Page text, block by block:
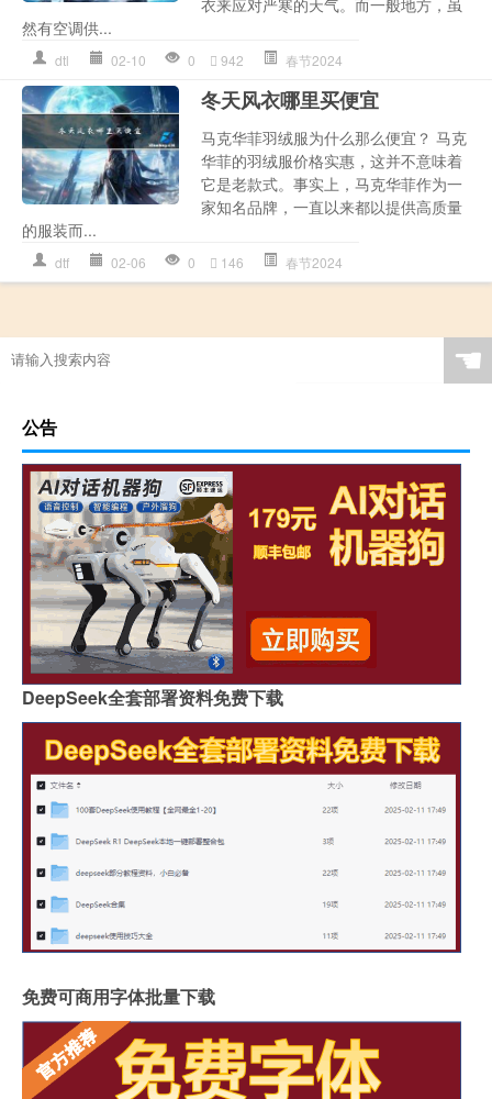
衣来应对严寒的天气。而一般地方，虽
然有空调供...
dtl 02-10 0 942 春节2024
冬天风衣哪里买便宜
马克华菲羽绒服为什么那么便宜？ 马克
华菲的羽绒服价格实惠，这并不意味着
它是老款式。事实上，马克华菲作为一
家知名品牌，一直以来都以提供高质量
的服装而...
dtf 02-06 0 146 春节2024
☚
公告
DeepSeek全套部署资料免费下载
免费可商用字体批量下载